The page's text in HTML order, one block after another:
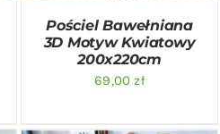
Pościel Bawełniana
3D Motyw Kwiatowy
200x220cm
69,00zł